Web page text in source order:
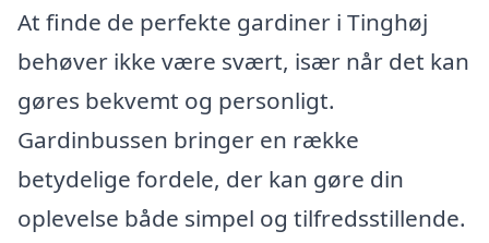
At finde de perfekte gardiner i Tinghøj
behøver ikke være svært, især når det kan
gøres bekvemt og personligt.
Gardinbussen bringer en række
betydelige fordele, der kan gøre din
oplevelse både simpel og tilfredsstillende.